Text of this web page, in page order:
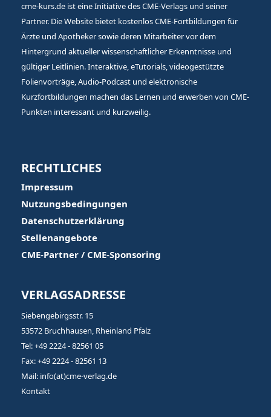
cme-kurs.de ist eine Initiative des CME-Verlags und seiner
Partner. Die Website bietet kostenlos CME-Fortbildungen für
Ärzte und Apotheker sowie deren Mitarbeiter vor dem
Hintergrund aktueller wissenschaftlicher Erkenntnisse und
gültiger Leitlinien. Interaktive, eTutorials, videogestützte
Folienvorträge, Audio-Podcast und elektronische
Kurzfortbildungen machen das Lernen und erwerben von CME-
Punkten interessant und kurzweilig.
RECHTLICHES
Impressum
Nutzungsbedingungen
Datenschutzerklärung
Stellenangebote
CME-Partner / CME-Sponsoring
VERLAGSADRESSE
Siebengebirgsstr. 15
53572 Bruchhausen, Rheinland Pfalz
Tel: +49 2224 - 82561 05
Fax: +49 2224 - 82561 13
Mail: info(at)cme-verlag.de
Kontakt